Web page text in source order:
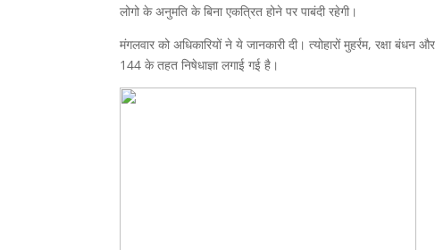
लोगो के अनुमति के बिना एकत्रित होने पर पाबंदी रहेगी।
मंगलवार को अधिकारियों ने ये जानकारी दी। त्योहारों मुहर्रम, रक्षा
144 के तहत निषेधाज्ञा लगाई गई है।